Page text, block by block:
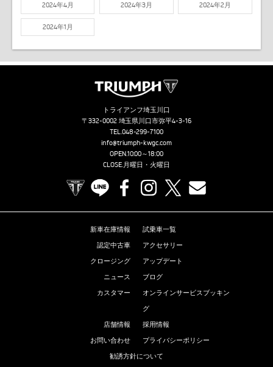
2024年4月 2024年3月 2024年2月
2024年1月
トライアンフ埼玉川口
〒332-0002 埼玉県川口市弥平4-3-16
TEL.048-299-7100
info@triumph-kwgc.com
OPEN.10:00～18:00
CLOSE.月曜日・火曜日
TRIUMPH OFFICIAL SITE
LINE FacebookInstagram
新車在庫情報
試乗車一覧
認定中古車
アクセサリー
クロージング
アップデート
ニュース
ブログ
カスタマー
オンラインサービスブッキン
グ
店舗情報
採用情報
お問い合わせ
プライバシーポリシー
勧誘方針について